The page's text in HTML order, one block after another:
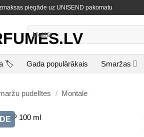
piegāde uz UNISEND pakomatu
🏷️ Gada populārākais Smaržas
pudelītes / Montale